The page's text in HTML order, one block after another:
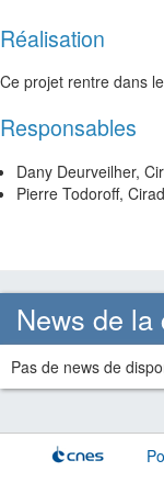
Réalisation
Ce projet rentre dans
Responsables
Dany Deurveilher,
Pierre Todoroff, Cirad
News de la
Pas de news de